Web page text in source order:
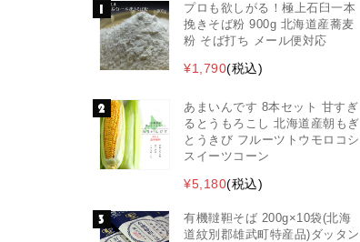
プロも欲しがる！極上石臼一本
挽きそば粉 900g 北海道産蕎麦
粉 そば打ち メール便対応
¥1,790(税込)
あまいんです 8本セット 甘すぎ
るとうもろこし 北海道産朝もぎ
とうきび フルーツトウモロコシ
スイーツコーン
¥5,180(税込)
有機韃靼そば 200g×10袋(北海
道紋別郡雄武町特産品)ダッタン